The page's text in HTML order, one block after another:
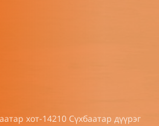
хот-14210 Сүхбаатар дүүрэг